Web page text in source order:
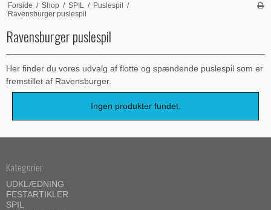
Forside / Shop / SPIL / Puslespil
/
Ravensburger puslespil
Ravensburger puslespil
Her finder du vores udvalg af flotte og spændende puslespil som er
fremstillet af Ravensburger.
Ingen produkter fundet.
Kategorier
UDKLÆDNING
FESTARTIKLER
SPIL